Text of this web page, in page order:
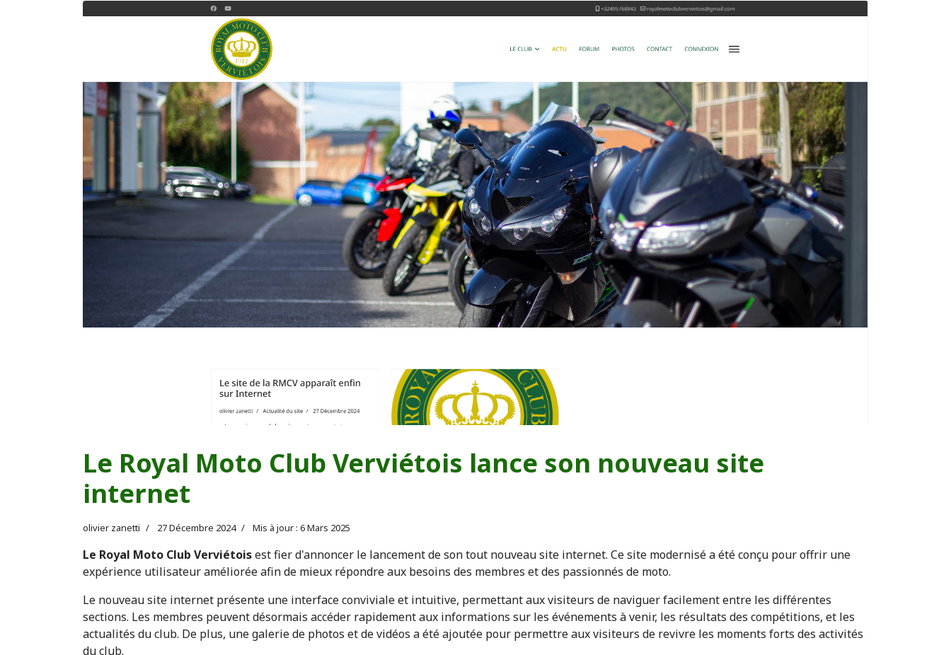
Le Royal Moto Club Verviétois lance son nouveau site
internet
olivier zanetti 27 Décembre 2024 Mis à jour : 6 Mars 2025
Le Royal Moto Club Verviétoisest fier d'annoncer le lancement de son tout nouveau site internet. Ce site modernisé a été conçu pour offrir une
expérience utilisateur améliorée afin de mieux répondre aux besoins des membres et des passionnés de moto.
Le nouveau site internet présente une interface conviviale et intuitive, permettant aux visiteurs de naviguer facilement entre les différentes
sections. Les membres peuvent désormais accéder rapidement aux informations sur les événements à venir, les résultats des compétitions, et les
actualités du club. De plus, une galerie de photos et de vidéos a été ajoutée pour permettre aux visiteurs de revivre les moments forts des activités
du club.